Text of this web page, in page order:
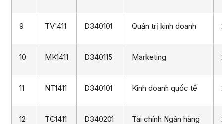
9 TV1411 D340101 Quản trị kinh doanh
10 MK1411 D340115 Marketing
11 NT1411 D340101 Kinh doanh quốc tế
12 TC1411 D340201 Tài chính Ngân hàng